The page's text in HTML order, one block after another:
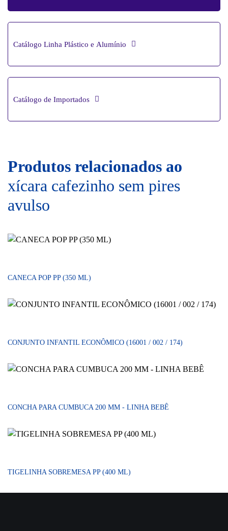
Catálogo Linha Plástico e Alumínio
Catálogo de Importados
Produtos relacionados ao
xícara cafezinho sem pires
avulso
CANECA POP PP (350 ML)
CONJUNTO INFANTIL ECONÔMICO (16001 / 002 / 174)
CONCHA PARA CUMBUCA 200 MM - LINHA BEBÊ
TIGELINHA SOBREMESA PP (400 ML)